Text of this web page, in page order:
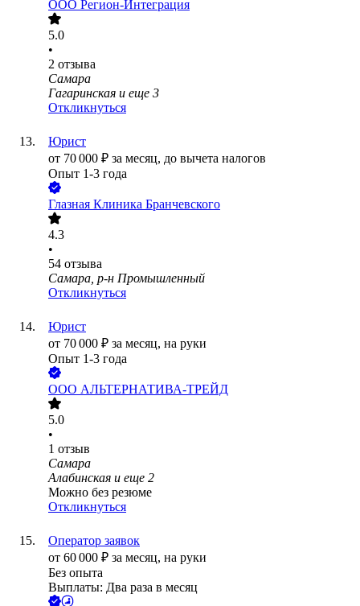
ООО Регион-Интеграция
5.0
•
2 отзыва
Самара
Гагаринская и еще 3
Откликнуться
Юрист
от 70 000 ₽ за месяц, до вычета налогов
Опыт 1-3 года
Глазная Клиника Бранчевского
4.3
•
54 отзыва
Самара, р-н Промышленный
Откликнуться
Юрист
от 70 000 ₽ за месяц, на руки
Опыт 1-3 года
ООО АЛЬТЕРНАТИВА-ТРЕЙД
5.0
•
1 отзыв
Самара
Алабинская и еще 2
Можно без резюме
Откликнуться
Оператор заявок
от 60 000 ₽ за месяц, на руки
Без опыта
Выплаты: Два раза в месяц